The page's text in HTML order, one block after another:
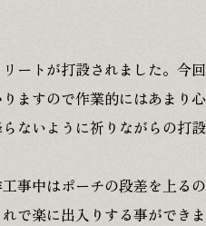
ートが打設されました。今回
ますので作業的にはあまり心
ないように祈りながらの打設
事中はポーチの段差を上るの
で楽に出入りする事ができま